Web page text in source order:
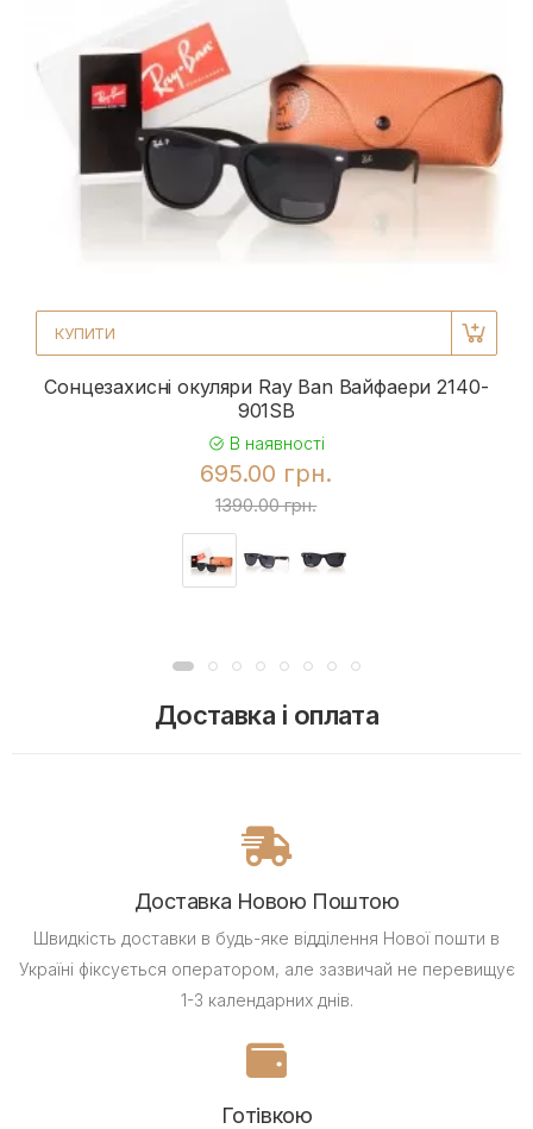
КУПИТИ
Сонцезахисні окуляри Ray Ban Вайфаери 2140-
901SB
В наявності
695.00 грн.
1390.00 грн.
Доставка і оплата
Доставка Новою Поштою
Швидкість доставки в будь-яке відділення Нової пошти в
Україні фіксується оператором, але зазвичай не перевищує
1-3 календарних днів.
Готівкою